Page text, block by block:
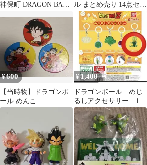
神保町 DRAGON BALL
ル まとめ売り 14点セッ
ト
¥600
【当時物】ドラゴンボ
ール めんこ
¥1,400
ドラゴンボール めじ
るしアクセサリー 1
弾 初弾 レア 栽培マン